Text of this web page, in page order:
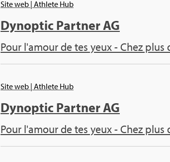
Site web | Ath­lete Hub
Dynop­tic Part­ner AG
Pour l'amour de tes yeux - Chez
Site web | Ath­lete Hub
Dynop­tic Part­ner AG
Pour l'amour de tes yeux - Chez